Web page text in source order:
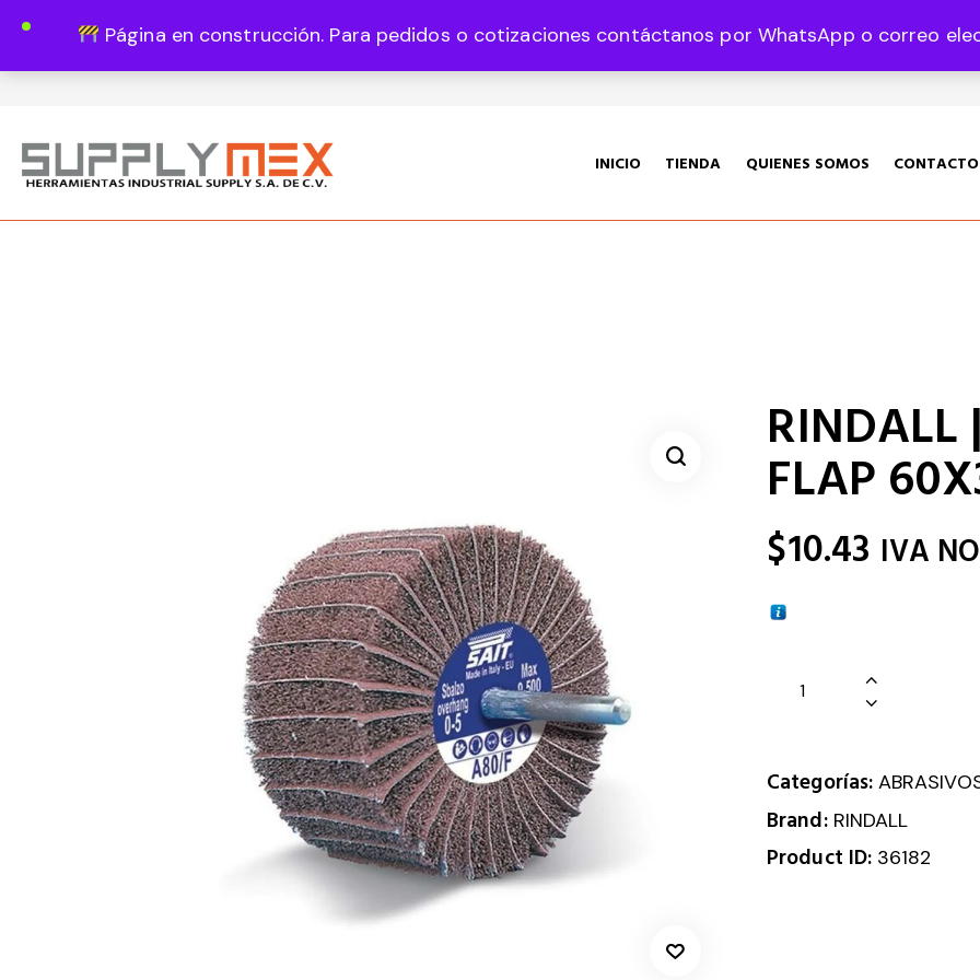
Página en construcción. Para pedidos o cotizaciones contáctanos por WhatsApp o correo
INICIO TIENDA QUIENES SOMOS CONTACTO
RINDALL
FLAP
$10.43 IVA
Categorías:
Brand: RINDALL
Product ID: 36182